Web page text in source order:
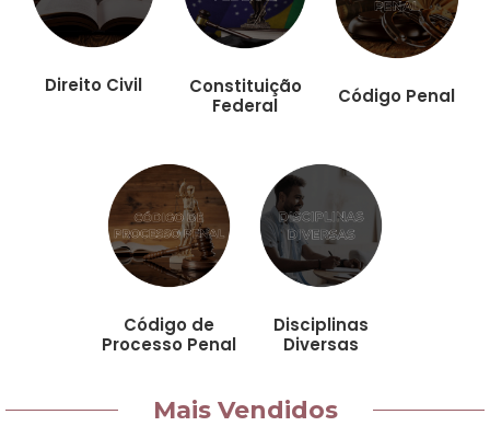
Direito Civil
Constituição
Federal
Código Penal
Código de
Processo Penal
Disciplinas
Diversas
Mais Vendidos